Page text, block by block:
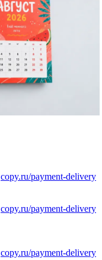
copy.ru/payment-delivery
copy.ru/payment-delivery
copy.ru/payment-delivery